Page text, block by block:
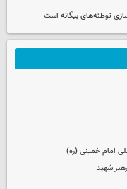
توطئه‌های بیگانه است
امام خمینی (ره)
شهید